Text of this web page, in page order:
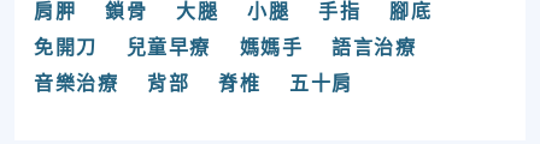
肩胛
鎖骨 大腿 小腿 手指
腳底
免開刀
兒童早療 媽媽手
語言治療
音樂治療
背部 脊椎 五十肩